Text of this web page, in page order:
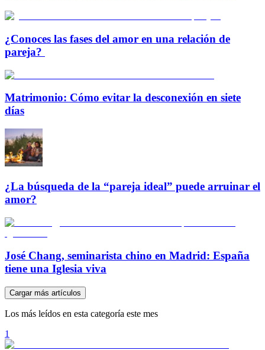
¿Conoces las fases del amor en una relación de
pareja?
Matrimonio: Cómo evitar la desconexión en siete
días
¿La búsqueda de la “pareja ideal” puede arruinar el
amor?
José Chang, seminarista chino en Madrid: España
tiene una Iglesia viva
Cargar más artículos
Los más leídos en esta categoría este mes
1